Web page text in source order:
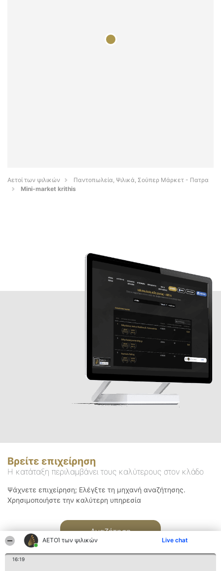
ΑΕΤΟΊ των ψιλικών Live chat
16:19
Αετοί των ψιλικών
Παντοπωλεία, Ψιλικά, Σούπερ Μάρκετ - Πατρα
Mini-market krithis
Βρείτε επιχείρηση
Η κατάταξη περιλαμβάνει τους καλύτερους στον κλάδο
Ψάχνετε επιχείρηση; Ελέγξτε τη μηχανή αναζήτησης.
Χρησιμοποιήστε την καλύτερη υπηρεσία
Αναζήτηση